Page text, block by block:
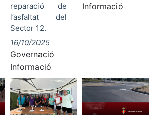
reparació de
l’asfaltat del
Sector 12.
16/10/2025
Governació
Informació
Informació